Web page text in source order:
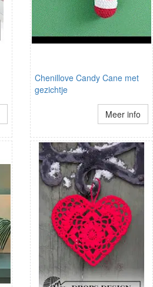
Chenillove Candy Cane met
gezichtje
Meer info